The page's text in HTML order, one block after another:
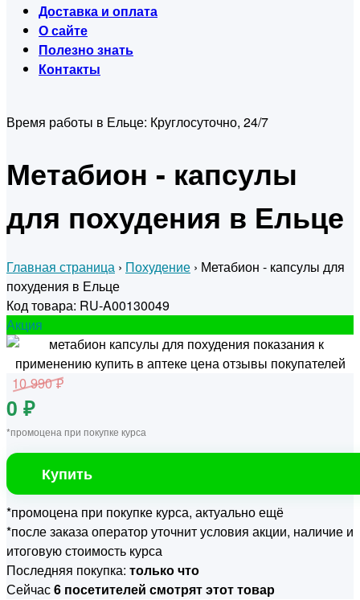
Доставка и оплата
О сайте
Полезно знать
Контакты
Время работы в Ельце: Круглосуточно, 24/7
Метабион - капсулы
для похудения в Ельце
Главная страница › Похудение › Метабион - капсулы для
похудения в Ельце
Код товара: RU-A00130049
Акция
10 990 ₽
0 ₽
*промоцена при покупке курса
Купить
*промоцена при покупке курса, актуально ещё
*после заказа оператор уточнит условия акции, наличие и
итоговую стоимость курса
Последняя покупка: только что
Сейчас6 посетителей смотрят этот товар